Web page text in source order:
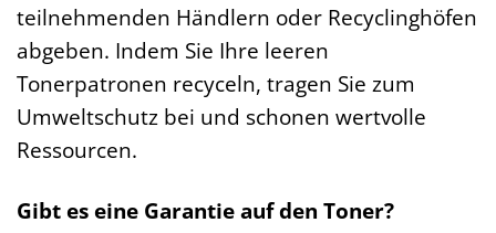
teilnehmenden Händlern oder Recyclinghöfen
abgeben. Indem Sie Ihre leeren
Tonerpatronen recyceln, tragen Sie zum
Umweltschutz bei und schonen wertvolle
Ressourcen.
Gibt es eine Garantie auf den Toner?